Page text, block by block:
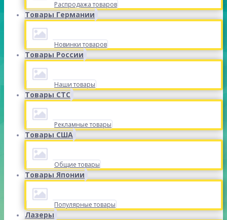
Распродажа товаров
Товары Германии
Новинки товаров
Товары России
Наши товары
Товары СТС
Рекламные товары
Товары США
Общие товары
Товары Японии
Популярные товары
Лазеры